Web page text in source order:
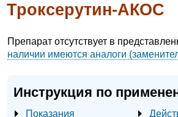
Троксерутин-АКОС
Препарат отсутствует в
наличии имеются аналоги
Инструкция по
Показания